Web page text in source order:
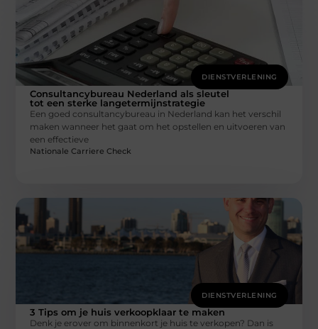
DIENSTVERLENING
Consultancybureau Nederland als sleutel
tot een sterke langetermijnstrategie
Een goed consultancybureau in Nederland kan het verschil
maken wanneer het gaat om het opstellen en uitvoeren van
een effectieve
Nationale Carriere Check
DIENSTVERLENING
3 Tips om je huis verkoopklaar te maken
Denk je erover om binnenkort je huis te verkopen? Dan is